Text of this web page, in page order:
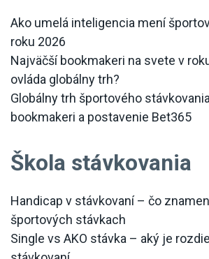
Ako umelá inteligencia mení
roku 2026
Najväčší bookmakeri na svete v
ovláda globálny trh?
Globálny trh športového
bookmakeri a postavenie Bet365
Škola stávkovania
Handicap v stávkovaní – čo
športových stávkach
Single vs AKO stávka – aký je